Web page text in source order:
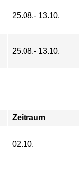
25.08.- 13.10.
25.08.- 13.10.
Zeitraum
02.10.